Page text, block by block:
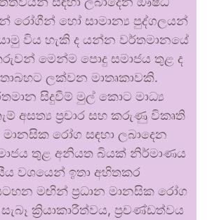
රෝගීන් හෝ සාමාන්‍ය පුද්ගලයන්
විය හැකි ද යන්න වර්තමානයේ
මෙන්ම පොදු සමාජය තුළ ද
ලක්වන මාතෘකාවකි.
සිදුවීම් මුල් කොට මාධ්‍ය
අසත්‍ය ප්‍රචාර සහ කරුණු විකෘති
රෝග සඳහා ලබාදෙන
තුළ අනියත බියක් නිර්මාණය
වශයෙන් ඉතා අහිතකර
මඟින් ප්‍රධාන මානසික රෝග
ක්‍රියාකාරීත්වය, ප්‍රචණ්ඩත්වය